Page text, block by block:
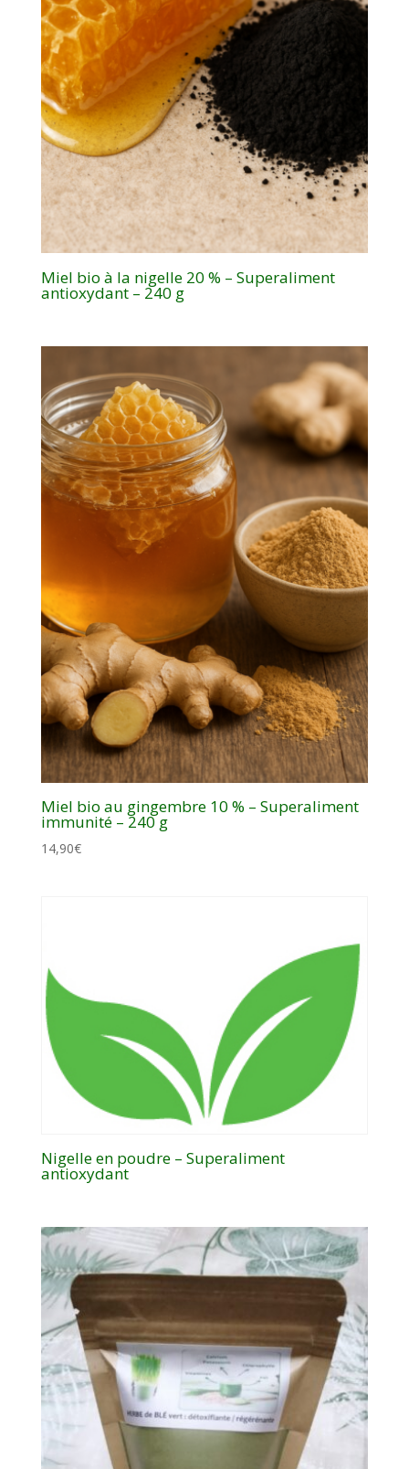
Miel bio à la nigelle 20 % – Superaliment
antioxydant – 240 g
Miel bio au gingembre 10 % – Superaliment
immunité – 240 g
14,90€
Nigelle en poudre – Superaliment
antioxydant